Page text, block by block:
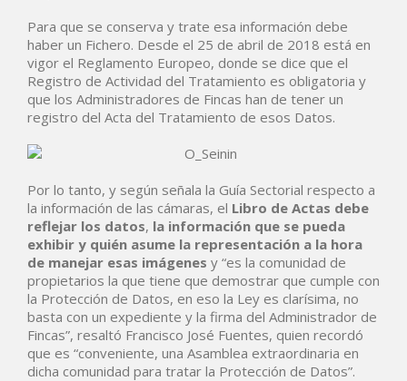
Para que se conserva y trate esa información debe
haber un Fichero. Desde el 25 de abril de 2018 está en
vigor el Reglamento Europeo, donde se dice que el
Registro de Actividad del Tratamiento es obligatoria y
que los Administradores de Fincas han de tener un
registro del Acta del Tratamiento de esos Datos.
Por lo tanto, y según señala la Guía Sectorial respecto a
la información de las cámaras, el Libro de Actas debe
reflejar los datos, la información que se pueda
exhibir y quién asume la representación a la hora
de manejar esas imágenes y “es la comunidad de
propietarios la que tiene que demostrar que cumple con
la Protección de Datos, en eso la Ley es clarísima, no
basta con un expediente y la firma del Administrador de
Fincas”, resaltó Francisco José Fuentes, quien recordó
que es “conveniente, una Asamblea extraordinaria en
dicha comunidad para tratar la Protección de Datos”.